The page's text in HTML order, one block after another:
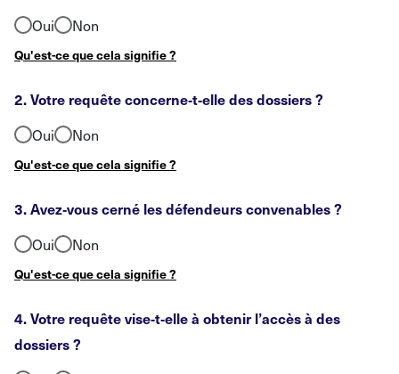
Oui Non
Qu'est-ce que cela signifie ?
2. Votre requête concerne‑t‑elle des dossiers?
Oui Non
Qu'est-ce que cela signifie ?
3. Avez‑vous cerné les défendeurs convenables ?
Oui Non
Qu'est-ce que cela signifie ?
4. Votre requête vise‑t‑elle à obtenir l’accès à des
dossiers?